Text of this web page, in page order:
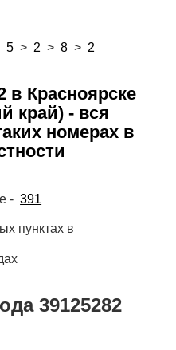
5 > 2 > 8 > 2
в Красноярске
край) - вся
номерах в
- 391
пунктах в
39125282